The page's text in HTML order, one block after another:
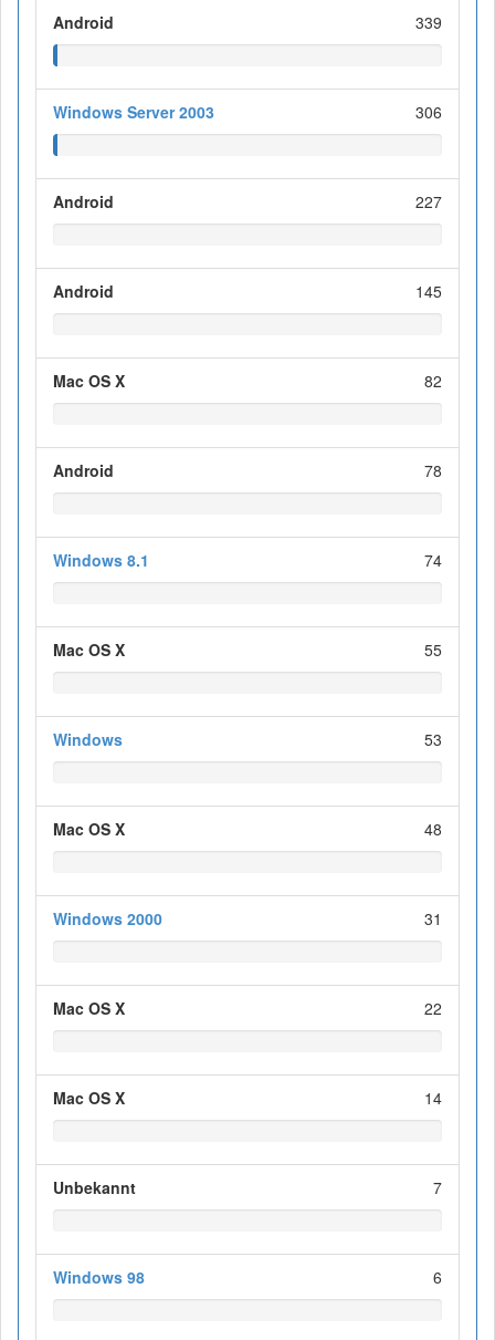
Android 339
Windows Server 2003 306
Android 227
Android 145
Mac OS X 82
Android 78
Windows 8.1 74
Mac OS X 55
Windows 53
Mac OS X 48
Windows 2000 31
Mac OS X 22
Mac OS X 14
Unbekannt 7
Windows 98 6